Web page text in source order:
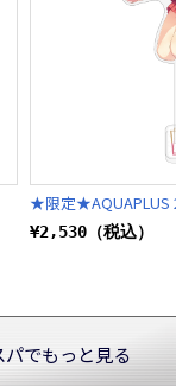
★限定★AQUAPLUS
¥2,530（税込）
でもっと見る